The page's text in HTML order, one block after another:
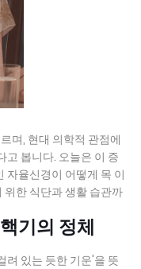
며, 현대 의학적 관점에
고 봅니다. 오늘은 이 증
자율신경이 어떻게 목 이
한 식단과 생활 습관까
기의 정체
려 있는 듯한 기운'을 뜻